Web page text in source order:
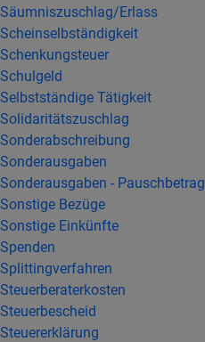
Säumniszuschlag/Erlass
Scheinselbständigkeit
Schenkungsteuer
Schulgeld
Selbstständige Tätigkeit
Solidaritätszuschlag
Sonderabschreibung
Sonderausgaben
Sonderausgaben - Pauschbetrag
Sonstige Bezüge
Sonstige Einkünfte
Spenden
Splittingverfahren
Steuerberaterkosten
Steuerbescheid
Steuererklärung